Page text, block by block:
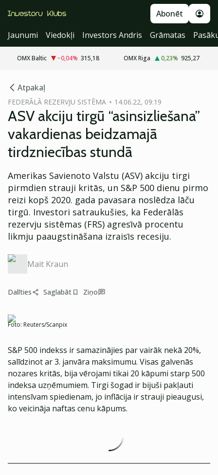
Abonēt
Jaunumi
Viedokļi Investors Andris Grāmatas
OMX Baltic −0,04% 315,18 OMX Riga 0,23% 925,27
Atpakaļ
FEDERĀLĀ REZERVJU SISTĒMA 14.06.22, 09:19
ASV akciju tirgū “asinsizliešana”
vakardienas beidzamajā
tirdzniecības stundā
Amerikas Savienoto Valstu (ASV) akciju tirgi
pirmdien strauji kritās, un S&P 500 dienu pirmo
reizi kopš 2020. gada pavasara noslēdza lāču
tirgū. Investori satraukušies, ka Federālās
rezervju sistēmas (FRS) agresīvā procentu
likmju paaugstināšana izraisīs recesiju.
Mait Kraun
Dalīties Saglabāt Ziņo
Foto: Reuters/Scanpix
S&P 500 indekss ir samazinājies par vairāk nekā 20%,
salīdzinot ar 3. janvāra maksimumu. Visas galvenās
nozares kritās, bija vērojami tikai 20 kāpumi starp 500
indeksa uzņēmumiem. Tirgi šogad ir bijuši pakļauti
intensīvam spiedienam, jo inflācija ir strauji pieaugusi,
ko veicināja naftas cenu kāpums.